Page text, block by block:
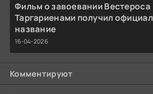
Фильм о завоевании Вестероса
Таргариенами получил
название
16-04-2026
Комментируют